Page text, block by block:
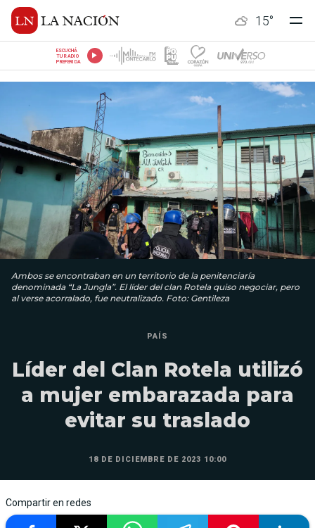
15°
ESCUCHÁ
TU RADIO
PREFERIDA
Ambos se encontraban en un territorio de la penitenciaría
denominada “La Jungla”. El líder del clan Rotela quiso negociar, pero
al verse acorralado, fue neutralizado. Foto: Gentileza
PAÍS
Líder del Clan Rotela utilizó
a mujer embarazada para
evitar su traslado
18 DE DICIEMBRE DE 2023 10:00
Compartir en redes